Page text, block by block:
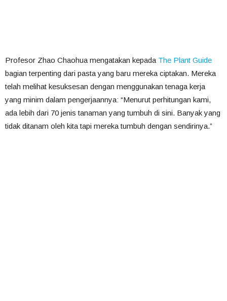
Profesor Zhao Chaohua mengatakan kepada The Plant Guide
bagian terpenting dari pasta yang baru mereka ciptakan. Mereka
telah melihat kesuksesan dengan menggunakan tenaga kerja
yang minim dalam pengerjaannya: “Menurut perhitungan kami,
ada lebih dari 70 jenis tanaman yang tumbuh di sini. Banyak yang
tidak ditanam oleh kita tapi mereka tumbuh dengan sendirinya.”